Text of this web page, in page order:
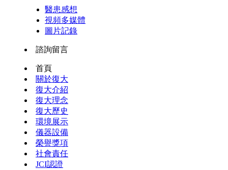
醫患感想
視頻多媒體
圖片記錄
諮詢留言
首頁
關於復大
復大介紹
復大理念
復大歷史
環境展示
儀器設備
榮譽獎項
社會責任
JCI認證